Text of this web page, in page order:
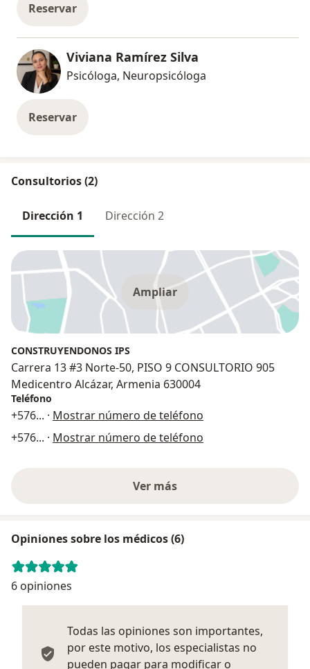
Reservar
Viviana Ramírez Silva
Psicóloga, Neuropsicóloga
Reservar
Consultorios (2)
Dirección 1 Dirección 2
Ampliar
CONSTRUYENDONOS IPS
Carrera 13 #3 Norte-50, PISO 9 CONSULTORIO 905
Medicentro Alcázar, Armenia 630004
Teléfono
+576... · Mostrar número de teléfono
+576... · Mostrar número de teléfono
Ver más
Opiniones sobre los médicos (6)
6 opiniones
Todas las opiniones son importantes,
por este motivo, los especialistas no
pueden pagar para modificar o